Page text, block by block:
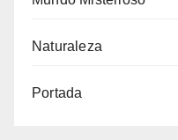
Naturaleza
Portada